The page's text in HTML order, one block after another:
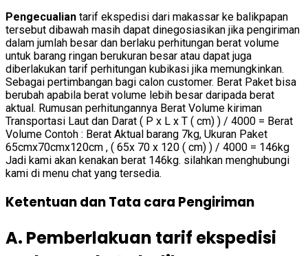
Pengecualian tarif ekspedisi dari makassar ke balikpapan
tersebut dibawah masih dapat dinegosiasikan jika pengiriman
dalam jumlah besar dan berlaku perhitungan berat volume
untuk barang ringan berukuran besar atau dapat juga
diberlakukan tarif perhitungan kubikasi jika memungkinkan.
Sebagai pertimbangan bagi calon customer. Berat Paket bisa
berubah apabila berat volume lebih besar daripada berat
aktual. Rumusan perhitungannya Berat Volume kiriman
Transportasi Laut dan Darat ( P x L x T ( cm) ) / 4000 = Berat
Volume Contoh : Berat Aktual barang 7kg, Ukuran Paket
65cmx70cmx120cm , ( 65x 70 x 120 ( cm) ) / 4000 = 146kg
Jadi kami akan kenakan berat 146kg. silahkan menghubungi
kami di menu chat yang tersedia.
Ketentuan dan Tata cara Pengiriman
A. Pemberlakuan tarif ekspedisi